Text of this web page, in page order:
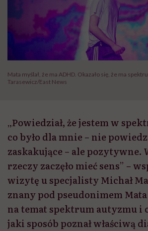
Mata myślał, że ma ADHD. Okazało się, że ma
Tarasewicz/East News
„Powiedział, że jestem w
co było dla mnie – nie
zaskakujące – ale pozytywne.
rzeczy zaczęło mieć sens” –
wizytę u specjalisty Michał
znany pod pseudonimem
na temat spektrum autyzmu i
jaki sposób poznał właściwą